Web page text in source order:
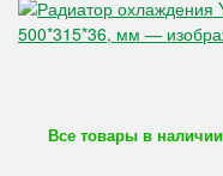
Все товары в наличии